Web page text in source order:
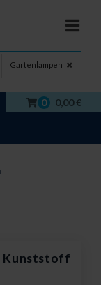
Gartenlampen
0 0,00 €
Kunststoff